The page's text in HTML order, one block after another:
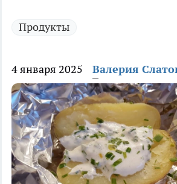
Продукты
4 января 2025 Валерия